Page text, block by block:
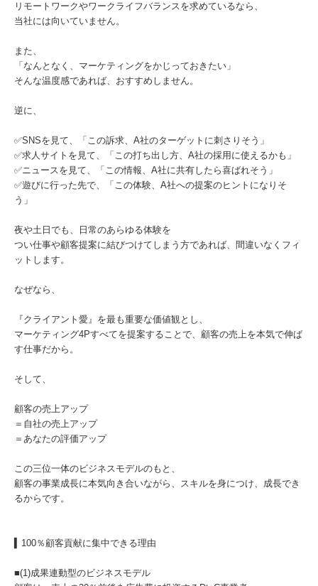
リモートワークやワークライフバランスを求めているなら、
当社には向いていません。
また、
「なんとなく、マーケティングをかじっておきたい」
そんな温度感であれば、おすすめしません。
逆に、
✅SNSを見て、「この訴求、A社のターゲットに刺さりそう」
✅求人サイトを見て、「この打ち出し方、A社の採用に使えるかも」
✅ニュースを見て、「この情報、A社に共有したら喜ばれそう」
✅遊びに行った先で、「この体験、A社への提案のヒントになりそ
う」
夜や土日でも、日常のあらゆる体験を
つい仕事や顧客提案に結びつけてしまう方であれば、間違いなくフィ
ットします。
なぜなら、
『クライアント愛』を最も重要な価値観とし、
マーケティング4Pすべてを提案することで、顧客の売上を本気で伸ば
す仕事だから。
そして、
顧客の売上アップ
＝自社の売上アップ
＝あなたの評価アップ
この三位一体のビジネスモデルのもと、
顧客の事業成長に本気向き合いながら、スキルを身につけ、成長でき
るからです。
▍100％顧客貢献に集中できる理由
■(1)成果連動型のビジネスモデル